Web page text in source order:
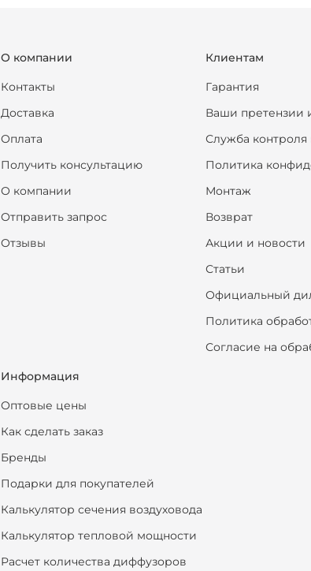
О компании
Контакты
Доставка
Оплата
Получить консультацию
О компании
Отправить запрос
Отзывы
Клиентам
Гарантия
Ваши претензии
Служба контроля
Политика
Монтаж
Возврат
Акции и новости
Статьи
Официальный
Политика
Согласие на
Информация
Оптовые цены
Как сделать заказ
Бренды
Подарки для покупателей
Калькулятор сечения воздуховода
Калькулятор тепловой мощности
Расчет количества диффузоров